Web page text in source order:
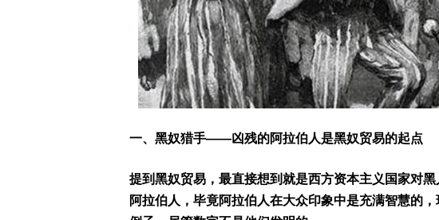
一、黑奴猎手——凶残的阿拉伯人是黑奴贸易的起点
提到黑奴贸易，最直接想到就是西方资本主义国家对
阿拉伯人，毕竟阿拉伯人在大众印象中是充满智慧的